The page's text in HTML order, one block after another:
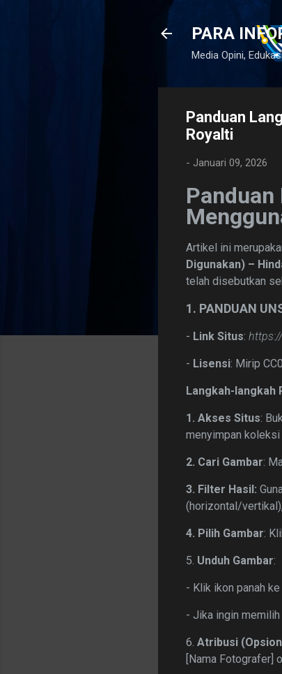
PARA
Media Opini,
Panduan
Royalti
- Januari 09, 2026
Artikel ini
Digunakan) –
telah disebutkan
1. PANDUAN
- Link Situs:
- Lisensi: Mirip
Langkah-langkah
1. Akses Situs:
menyimpan koleksi
2. Cari Gambar:
3. Filter Hasil:
(horizontal/
4. Pilih Gambar:
5. Unduh Gambar:
- Klik ikon panah
- Jika ingin
6. Atribusi
[Nama Fotografer]